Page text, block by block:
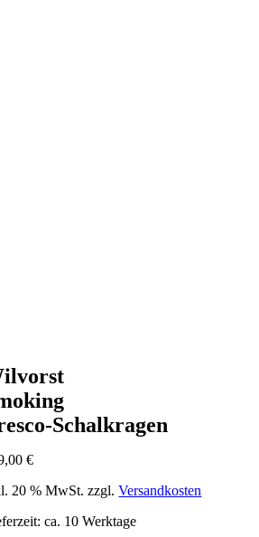
Schalkragen
€
20 % MwSt. zzgl.Versandkosten
ca. 10 Werktage